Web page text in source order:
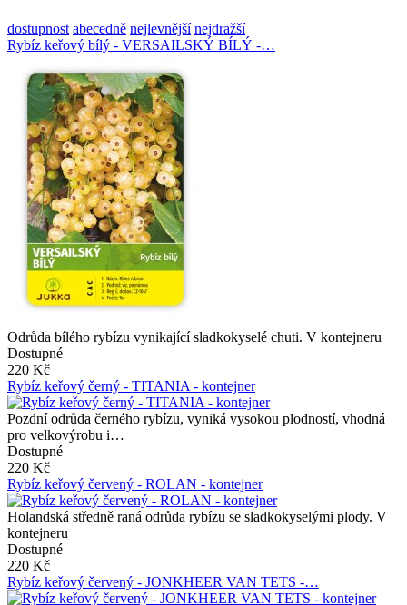
dostupnost abecedně nejlevnější nejdražší
Rybíz keřový bílý - VERSAILSKÝ BÍLÝ -…
Odrůda bílého rybízu vynikající sladkokyselé chuti. V kontejneru
Dostupné
220 Kč
Rybíz keřový černý - TITANIA - kontejner
Pozdní odrůda černého rybízu, vyniká vysokou plodností, vhodná
pro velkovýrobu i…
Dostupné
220 Kč
Rybíz keřový červený - ROLAN - kontejner
Holandská středně raná odrůda rybízu se sladkokyselými plody. V
kontejneru
Dostupné
220 Kč
Rybíz keřový červený - JONKHEER VAN TETS -…